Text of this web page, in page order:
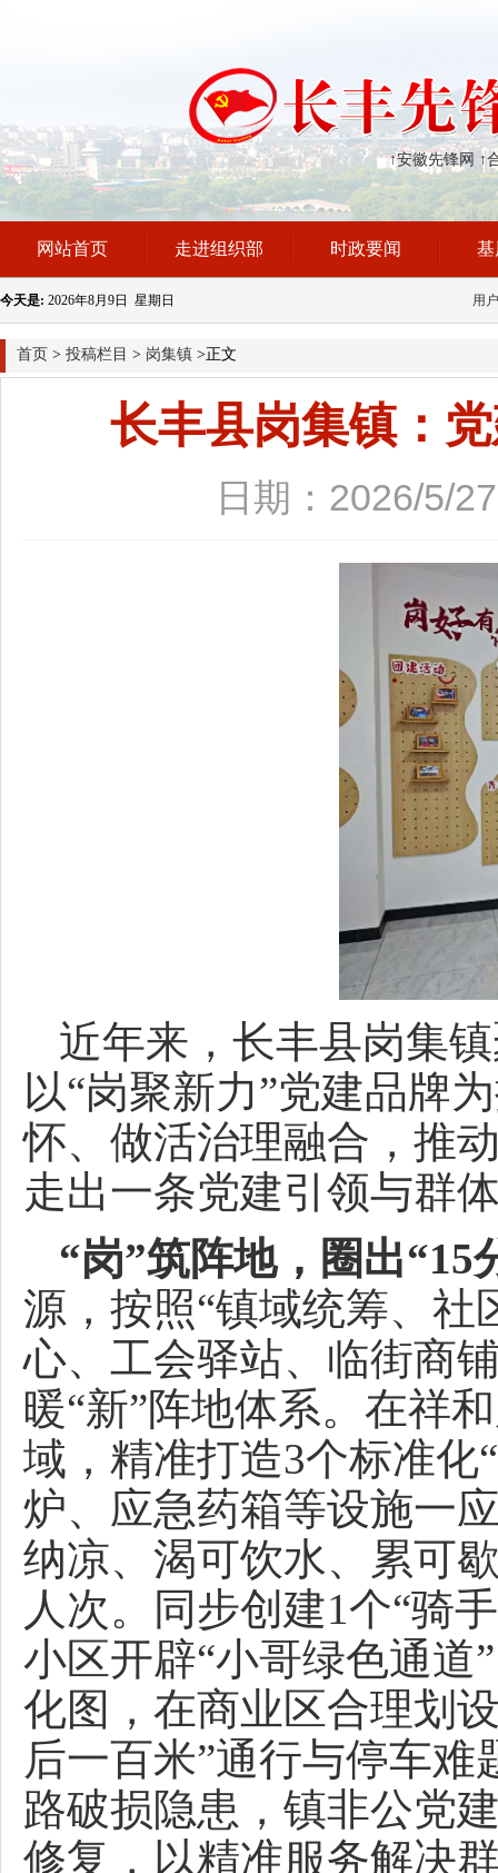
↑安徽先锋网 ↑
网站首页 走进组织部 时政要闻 基
今天是: 2026年8月9日 星期日 用
首页 > 投稿栏目 > 岗集镇 >正文
长丰县岗集镇：
日期：2026/
近年来，长丰县岗集
以“岗聚新力”党建品牌
怀、做活治理融合，推
走出一条党建引领与群
“岗”筑阵地，圈出“15
源，按照“镇域统筹、社
心、工会驿站、临街商
暖“新”阵地体系。在祥
域，精准打造3个标准化
炉、应急药箱等设施一
纳凉、渴可饮水、累可
人次。同步创建1个“骑
小区开辟“小哥绿色通道
化图，在商业区合理划
后一百米”通行与停车
路破损隐患，镇非公党
修复，以精准服务解决